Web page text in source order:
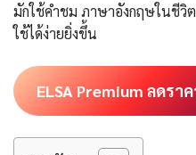
มักใช้คำชม ภาษาอังกฤษในชีวิ
ใช้ได้ง่ายยิ่งขึ้น
ELSA Premium ลดรา